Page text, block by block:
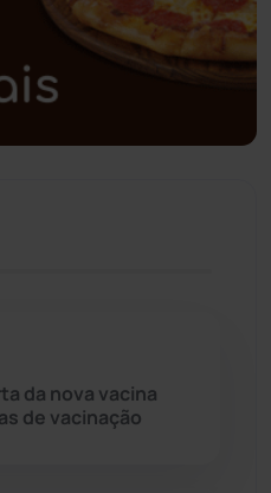
(58)
(27)
(03)
da nova vacina
de vacinação